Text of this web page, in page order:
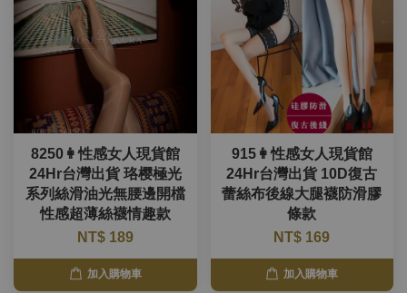
8250👩性感女人現貨館
24Hr台灣出貨 珞樱極光
系列絲滑油光無腰邊開檔
性感超薄絲襪情趣款
NT$ 189
加入購物車
915👩性感女人現貨館
24Hr台灣出貨 10D復古
蕾絲布後線大腿襪防滑膠
條款
NT$ 169
加入購物車